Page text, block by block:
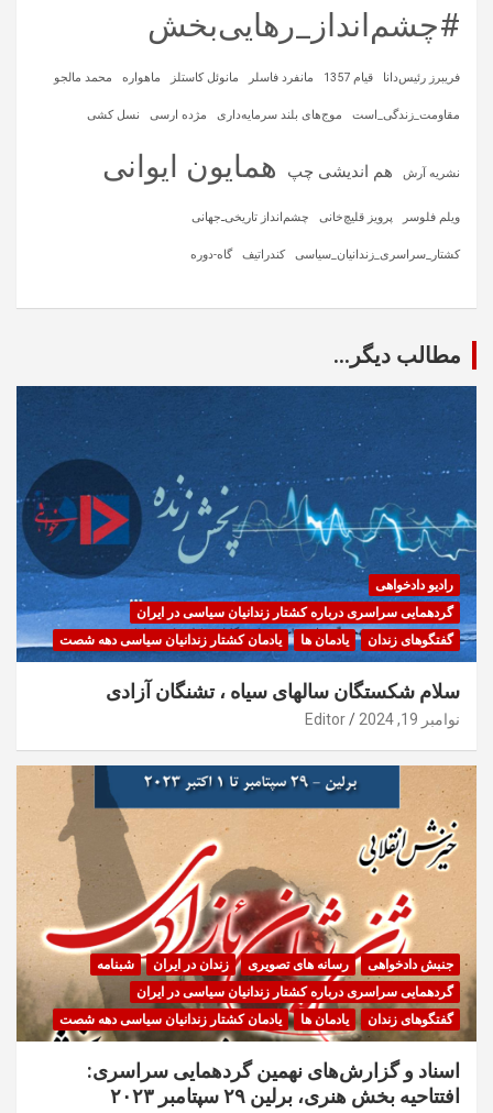
#چشم‌انداز_رهایی‌بخش
فریبرز رئیس‌دانا قیام 1357 مانفرد فاسلر مانوئل کاستلز ماهواره‌ محمد مالجو
مقاومت_زندگی_است موج‌های بلند سرمایه‌داری مژده ارسی نسل کشی
نشریه آرش هم اندیشی چپ همایون ایوانی
ویلم فلوسر پرویز قلیچ‌خانی چشم‌انداز تاریخی‌ـ‌جهانی
کشتار_سراسری_زندانیان_سیاسی کندراتیف گاه-دوره
مطالب دیگر...
رادیو دادخواهی
گردهمایی سراسری درباره کشتار زندانیان سیاسی در ایران
گفتگوهای زندان
یادمان ها یادمان کشتار زندانیان سیاسی دهه شصت
سلام شکستگان سالهای سیاه ، تشنگان آزادی
نوامبر 19, 2024 Editor
جنبش دادخواهی رسانه های تصویری زندان در ایران
شبنامه
گردهمایی سراسری درباره کشتار زندانیان سیاسی در ایران
گفتگوهای زندان
یادمان ها یادمان کشتار زندانیان سیاسی دهه شصت
اسناد و گزارش‌های نهمین گردهمایی سراسری:
افتتاحیه بخش هنری، برلین ۲۹ سپتامبر ۲۰۲۳